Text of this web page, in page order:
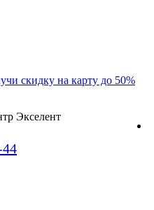
скидку на карту до 50%